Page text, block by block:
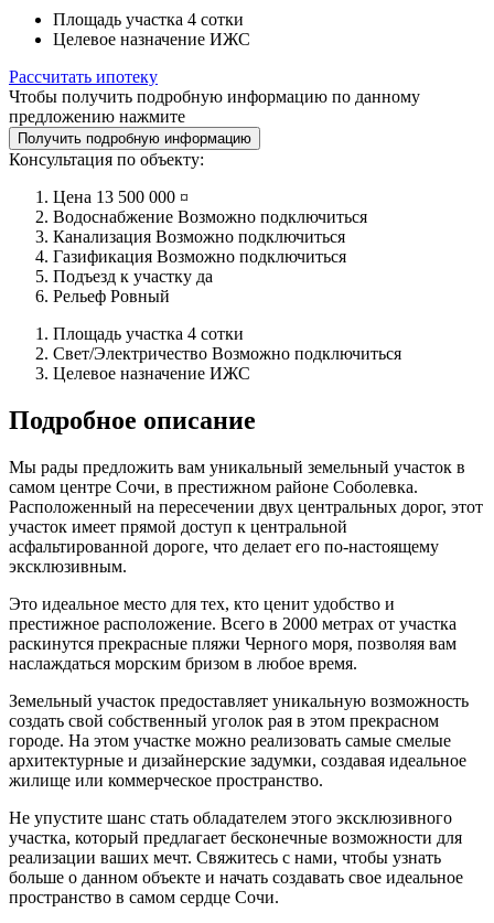
Площадь участка 4 сотки
Целевое назначение ИЖС
Рассчитать ипотеку
Чтобы получить подробную информацию по данному
предложению нажмите
Получить подробную информацию
Консультация по объекту:
Цена 13 500 000 ¤
Водоснабжение Возможно подключиться
Канализация Возможно подключиться
Газификация Возможно подключиться
Подъезд к участку да
Рельеф Ровный
Площадь участка 4 сотки
Свет/Электричество Возможно подключиться
Целевое назначение ИЖС
Подробное описание
Мы рады предложить вам уникальный земельный участок в
самом центре Сочи, в престижном районе Соболевка.
Расположенный на пересечении двух центральных дорог, этот
участок имеет прямой доступ к центральной
асфальтированной дороге, что делает его по-настоящему
эксклюзивным.
Это идеальное место для тех, кто ценит удобство и
престижное расположение. Всего в 2000 метрах от участка
раскинутся прекрасные пляжи Черного моря, позволяя вам
наслаждаться морским бризом в любое время.
Земельный участок предоставляет уникальную возможность
создать свой собственный уголок рая в этом прекрасном
городе. На этом участке можно реализовать самые смелые
архитектурные и дизайнерские задумки, создавая идеальное
жилище или коммерческое пространство.
Не упустите шанс стать обладателем этого эксклюзивного
участка, который предлагает бесконечные возможности для
реализации ваших мечт. Свяжитесь с нами, чтобы узнать
больше о данном объекте и начать создавать свое идеальное
пространство в самом сердце Сочи.